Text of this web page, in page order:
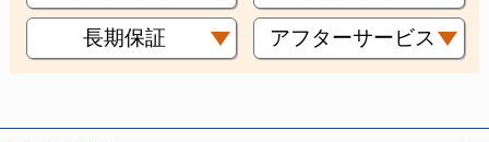
長期保証 アフターサービス